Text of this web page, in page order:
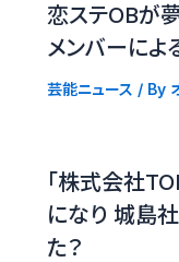
恋ステOBが
メンバーによ
芸能ニュース / By
「株式会社
になり 城島
た？